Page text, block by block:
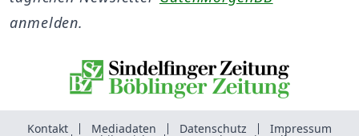
anmelden.
Kontakt Mediadaten Datenschutz Impressum